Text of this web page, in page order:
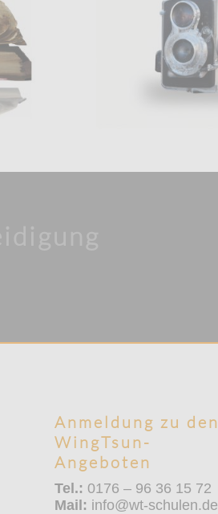
Anmeldung zu den
WingTsun-
Angeboten
Tel.: 0176 – 96 36 15 72
Mail: info@wt-schulen.de